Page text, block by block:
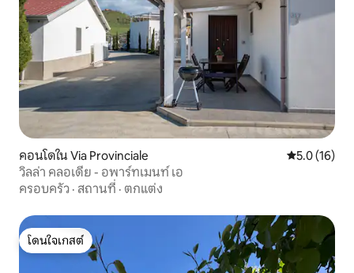
คอนโดใน Via Provinciale คะแนนเฉลี่ย
5.0 (16)
วิลล่า คลอเดีย - อพาร์ทเมนท์ เอ
ครอบครัว · สถานที่ · ตกแต่ง
โดนใจเกสต์
โดนใจเกสต์